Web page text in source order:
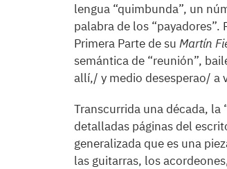
lengua “quimbunda”, un
palabra de los
Primera Parte de su Martín
semántica de “reunión”,
allí,/ y medio desesperao/ a
Transcurrida una década, la
detalladas páginas del
generalizada que es una
las guitarras, los